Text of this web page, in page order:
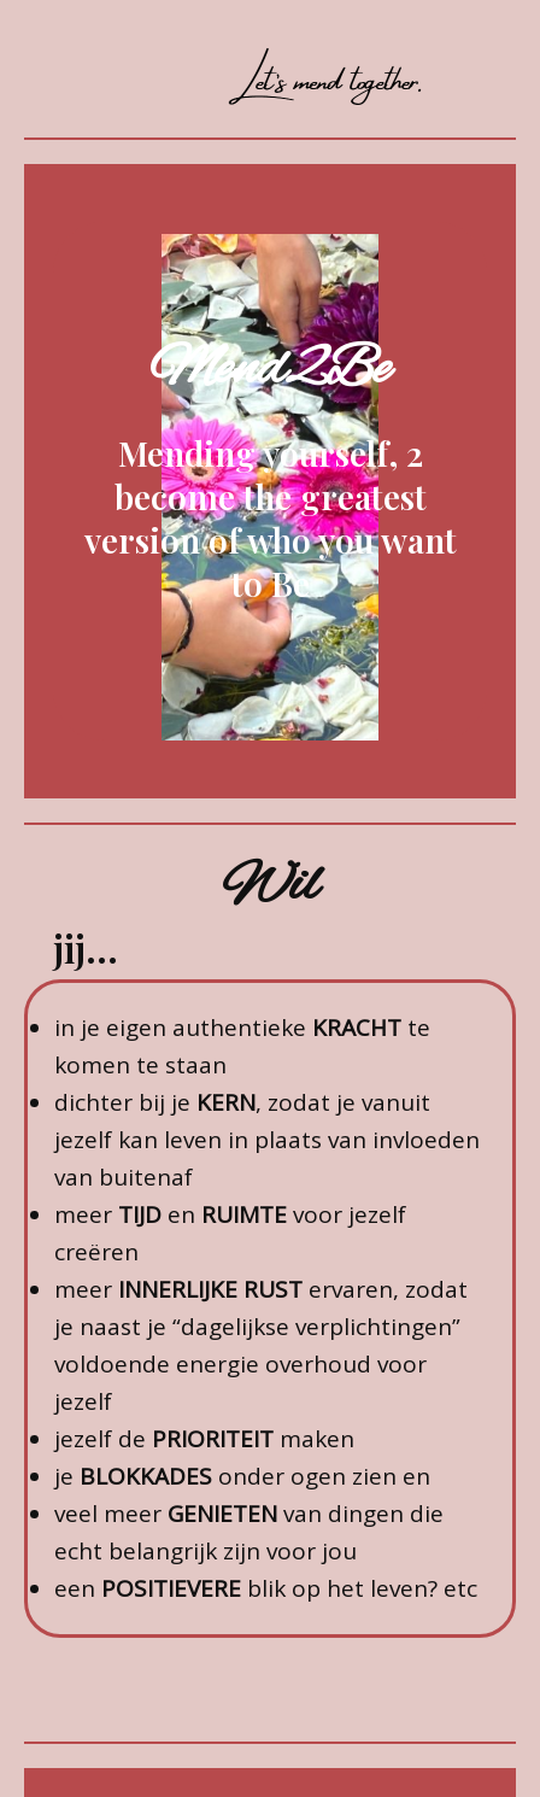
Mend2Be
Mending yourself, 2
become the greatest
version of who you want
to Be
Wil
jij…
in je eigen authentieke KRACHT te
komen te staan
dichter bij je KERN, zodat je vanuit
jezelf kan leven in plaats van invloeden
van buitenaf
meer TIJD en RUIMTEvoor jezelf
creëren
meer INNERLIJKE RUST ervaren, zodat
je naast je “dagelijkse verplichtingen”
voldoende energie overhoud voor
jezelf
jezelf de PRIORITEIT maken
je BLOKKADES onder ogen zien en
veel meer GENIETENvan dingen die
echt belangrijk zijn voor jou
een POSITIEVERE blik op het leven? etc